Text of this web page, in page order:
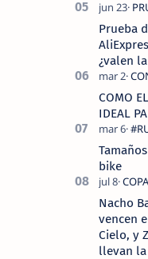
Prueba
¿valen
COMO
IDEAL
bike
Nacho
vencen
Cielo, y
llevan la